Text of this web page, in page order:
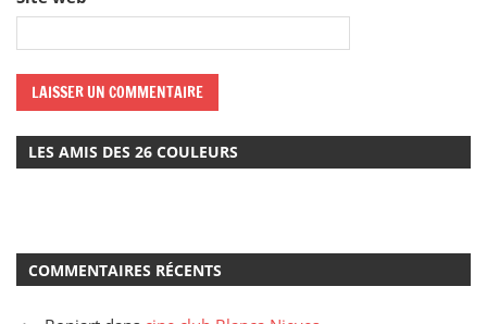
LES AMIS DES 26 COULEURS
COMMENTAIRES RÉCENTS